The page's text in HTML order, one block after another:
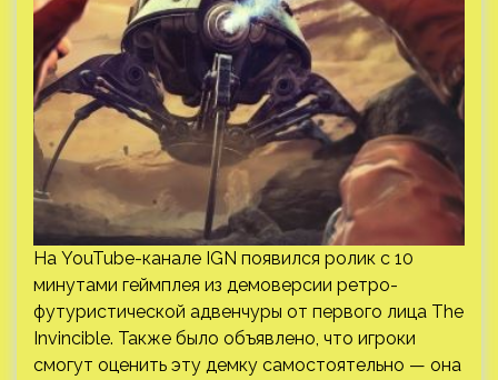
На YouTube-канале IGN появился ролик с 10
минутами геймплея из демоверсии ретро-
футуристической адвенчуры от первого лица The
Invincible. Также было объявлено, что игроки
смогут оценить эту демку самостоятельно — она